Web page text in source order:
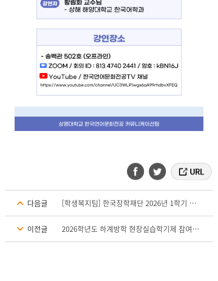
다음글 [학생복지팀] 한국장학재단 2026년 1학기 국가장학금Ⅰ유형(다자녀장학금 포함) 지급 안내_재단 5월 7일 지급실행분
이전글 2026학년도 하계방학 현장실습학기제 참여자 모집 (펄어비스)